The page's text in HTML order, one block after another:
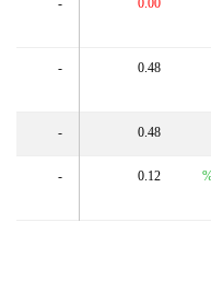
0.00
-
0.48
-
0.48
-
0.12
-